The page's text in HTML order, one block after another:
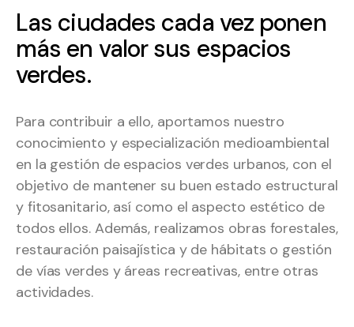
Las ciudades cada vez ponen
más en valor sus espacios
verdes.
Para contribuir a ello, aportamos nuestro
conocimiento y especialización medioambiental
en la gestión de espacios verdes urbanos, con el
objetivo de mantener su buen estado estructural
y fitosanitario, así como el aspecto estético de
todos ellos. Además, realizamos obras forestales,
restauración paisajística y de hábitats o gestión
de vías verdes y áreas recreativas, entre otras
actividades.